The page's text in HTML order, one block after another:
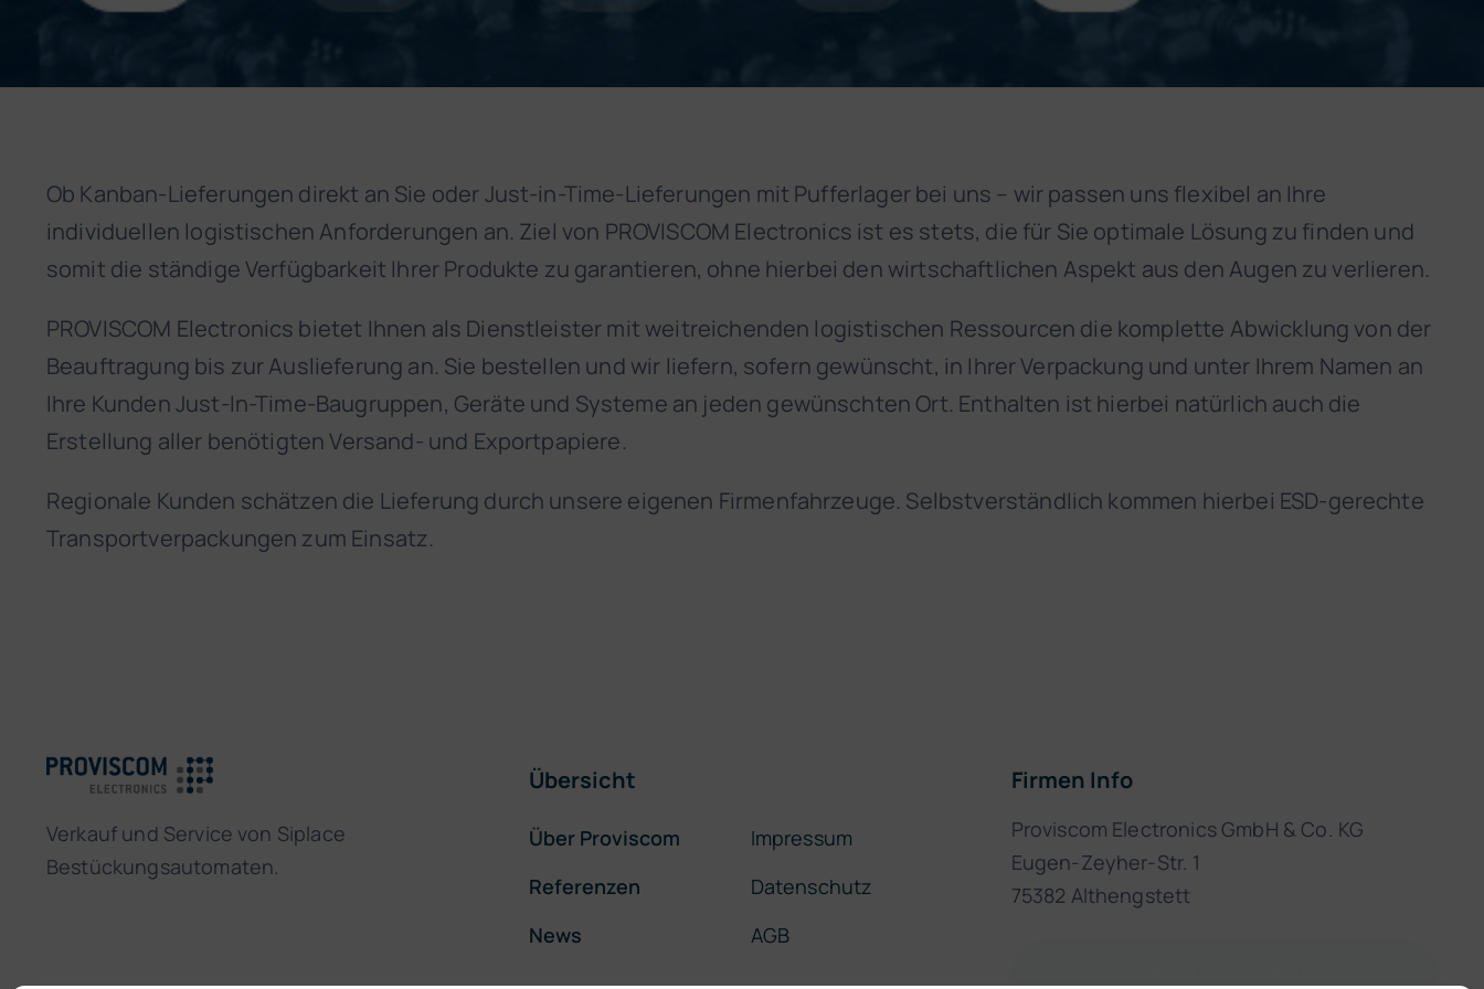
Ob Kanban-Lieferungen direkt an Sie oder Just-in-Time-Lieferungen mit Pufferlager bei uns – wir passen uns flexibel an Ihre
individuellen logistischen Anforderungen an. Ziel von PROVISCOM Electronics ist es stets, die für Sie optimale Lösung zu finden und
somit die ständige Verfügbarkeit Ihrer Produkte zu garantieren, ohne hierbei den wirtschaftlichen Aspekt aus den Augen zu verlieren.
PROVISCOM Electronics bietet Ihnen als Dienstleister mit weitreichenden logistischen Ressourcen die komplette Abwicklung von der
Beauftragung bis zur Auslieferung an. Sie bestellen und wir liefern, sofern gewünscht, in Ihrer Verpackung und unter Ihrem Namen an
Ihre Kunden Just-In-Time-Baugruppen, Geräte und Systeme an jeden gewünschten Ort. Enthalten ist hierbei natürlich auch die
Erstellung aller benötigten Versand- und Exportpapiere.
Regionale Kunden schätzen die Lieferung durch unsere eigenen Firmenfahrzeuge. Selbstverständlich kommen hierbei ESD-gerechte
Transportverpackungen zum Einsatz.
Verkauf und Service von Siplace
Bestückungsautomaten.
Übersicht
Über Proviscom
Referenzen
News
Impressum
Datenschutz
AGB
Firmen Info
Proviscom Electronics GmbH & Co. KG
Eugen-Zeyher-Str. 1
75382 Althengstett